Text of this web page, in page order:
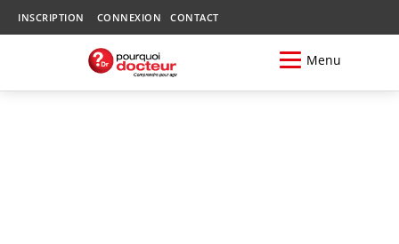
INSCRIPTION CONNEXION CONTACT
Menu